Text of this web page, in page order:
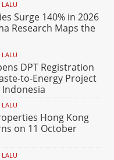
LALU
Surge 140% in 2026
Research Maps the
LALU
DPT Registration
to-Energy Project
LALU
Hong Kong
on 11 October
LALU